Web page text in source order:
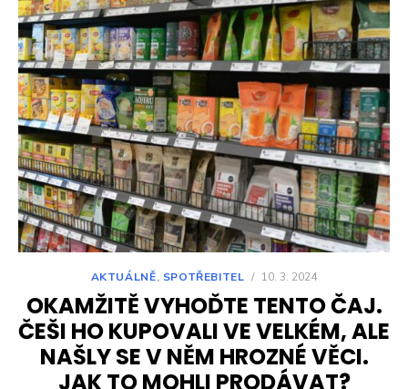
AKTUÁLNĚ, SPOTŘEBITEL / 10. 3. 2024
OKAMŽITĚ VYHOĎTE TENTO ČAJ.
ČEŠI HO KUPOVALI VE VELKÉM, ALE
NAŠLY SE V NĚM HROZNÉ VĚCI.
JAK TO MOHLI PRODÁVAT?